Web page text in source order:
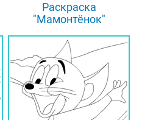
Раскраска
"Мамонтёнок"